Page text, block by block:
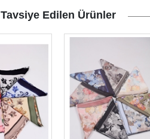
Tavsiye Edilen Ürünler